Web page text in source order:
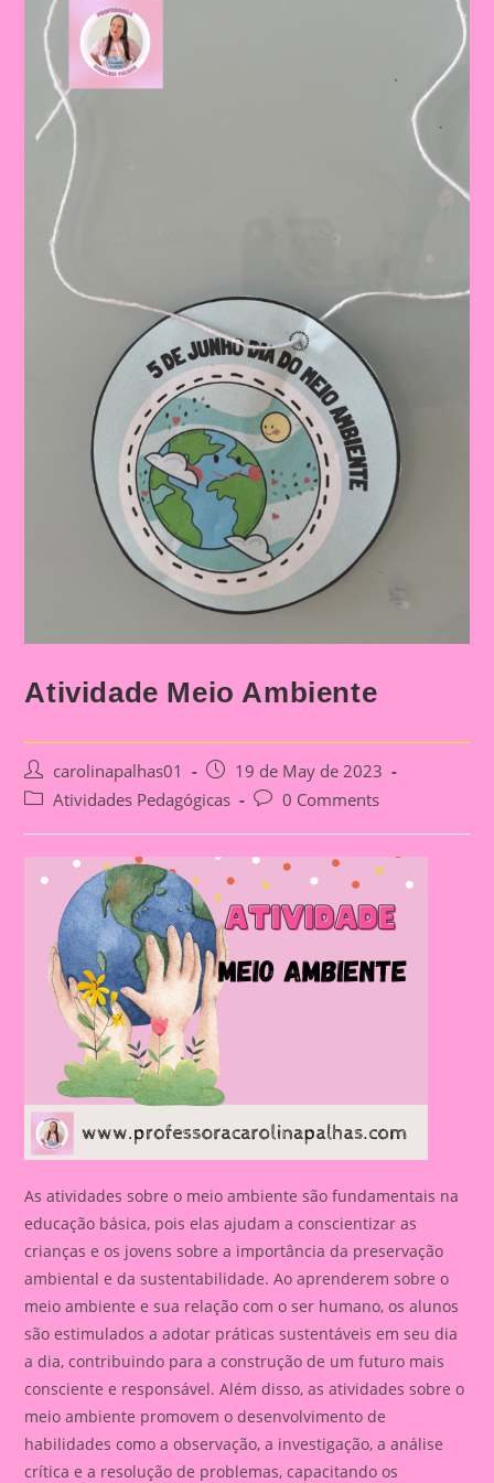
Atividade Meio Ambiente
Post
author:
carolinapalhas01
Post
published:
19 de May de 2023
PostAtividades Pedagógicas
Post0 Comments
As atividades sobre o meio ambiente são fundamentais na
educação básica, pois elas ajudam a conscientizar as
crianças e os jovens sobre a importância da preservação
ambiental e da sustentabilidade. Ao aprenderem sobre o
meio ambiente e sua relação com o ser humano, os alunos
são estimulados a adotar práticas sustentáveis em seu dia
a dia, contribuindo para a construção de um futuro mais
consciente e responsável. Além disso, as atividades sobre o
meio ambiente promovem o desenvolvimento de
habilidades como a observação, a investigação, a análise
crítica e a resolução de problemas, capacitando os